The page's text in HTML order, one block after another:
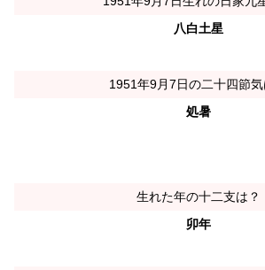
八白土星
1951年9月7日の二十四節気
処暑
生れた年の十二支は？
卯年